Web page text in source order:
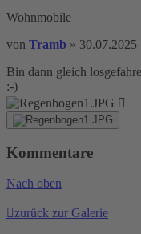
Wohnmobile
von Tramb » 30.07.2025
Bin dann gleich
:-)
Kommentare
Nach oben
zurück zur Galerie